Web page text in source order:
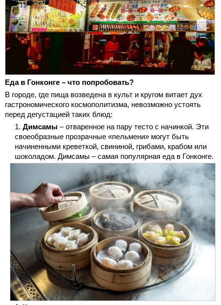
Еда в Гонконге – что попробовать?
В городе, где пища возведена в культ и кругом витает дух
гастрономического космополитизма, невозможно устоять
перед дегустацией таких блюд:
Димсамы – отваренное на пару тесто с начинкой. Эти
своеобразные прозрачные «пельмени» могут быть
начиненными креветкой, свининой, грибами, крабом или
шоколадом. Димсамы – самая популярная еда в Гонконге.